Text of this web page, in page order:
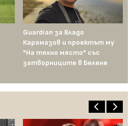
Guardian за Владо
Карамазов и проектът му
"На тяхно място" със
затворниците в Белене